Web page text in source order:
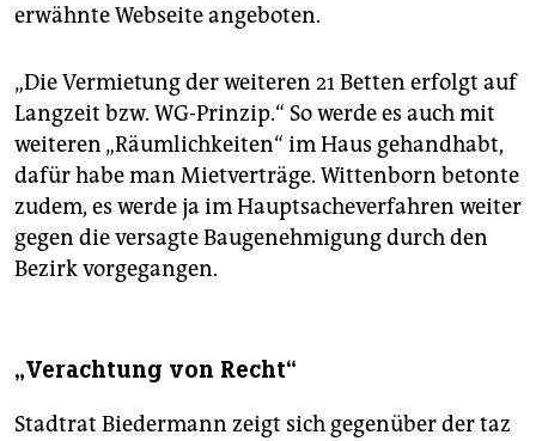
erwähnte Webseite angeboten.
„Die Vermietung der weiteren 21 Betten erfolgt auf
Langzeit bzw. WG-Prinzip.“ So werde es auch mit
weiteren „Räumlichkeiten“ im Haus gehandhabt,
dafür habe man Mietverträge. Wittenborn betonte
zudem, es werde ja im Hauptsacheverfahren weiter
gegen die versagte Baugenehmigung durch den
Bezirk vorgegangen.
„Verachtung von Recht“
Stadtrat Biedermann zeigt sich gegenüber der taz